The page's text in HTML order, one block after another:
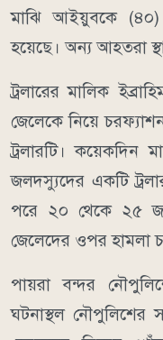
মাঝি আইয়ুবকে (৪০)
হয়েছে। অন্য আহতরা
ট্রলারের মালিক
জেলেকে নিয়ে
ট্রলারটি। কয়েকদিন
জলদস্যুদের একটি
পরে ২০ থেকে ২৫
জেলেদের ওপর হামলা
পায়রা বন্দর
ঘটনাস্থল